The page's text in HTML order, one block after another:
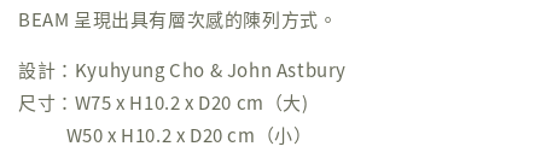
BEAM 呈現出具有層次感的陳列方式。
設計：Kyuhyung Cho & John Astbury
尺寸：W75 x H10.2 x D20 cm（大)
W50 x H10.2 x D20 cm（小）